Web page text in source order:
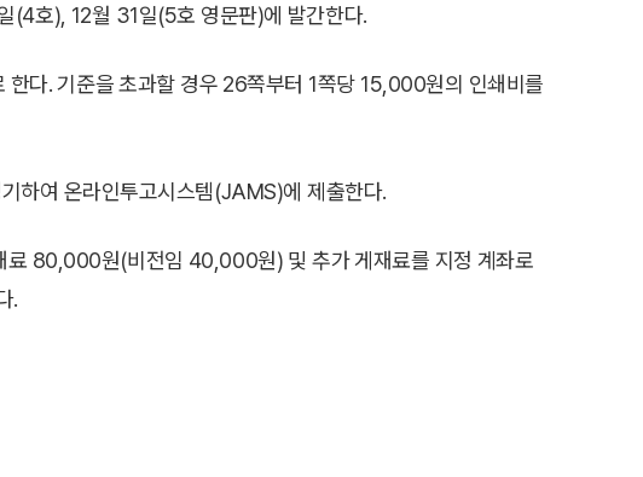
호), 12월 31일(5호 영문판)에 발간한다.
다. 기준을 초과할 경우 26쪽부터 1쪽당 15,000원의 인쇄비를
하여 온라인투고시스템(JAMS)에 제출한다.
80,000원(비전임 40,000원) 및 추가 게재료를 지정 계좌로
.